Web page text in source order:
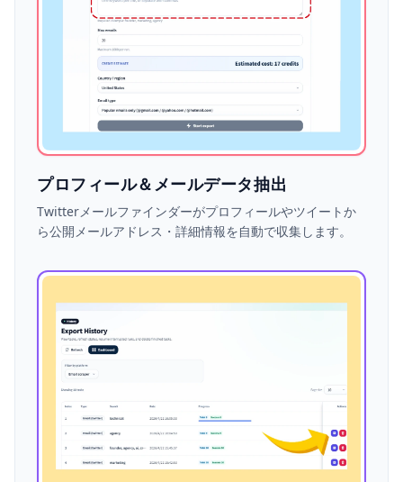
プロフィール＆メールデータ抽出
Twitterメールファインダーがプロフィールやツイートか
ら公開メールアドレス・詳細情報を自動で収集します。